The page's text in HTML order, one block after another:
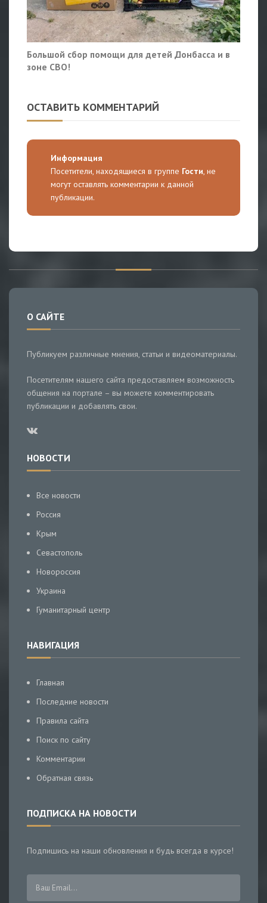
Большой сбор помощи для детей Донбасса и в
зоне СВО!
ОСТАВИТЬ КОММЕНТАРИЙ
Информация
Посетители, находящиеся в группе Гости, не
могут оставлять комментарии к данной
публикации.
О САЙТЕ
Публикуем различные мнения, статьи и видеоматериалы.
Посетителям нашего сайта предоставляем возможность
общения на портале – вы можете комментировать
публикации и добавлять свои.
НОВОСТИ
Все новости
Россия
Крым
Севастополь
Новороссия
Украина
Гуманитарный центр
НАВИГАЦИЯ
Главная
Последние новости
Правила сайта
Поиск по сайту
Комментарии
Обратная связь
ПОДПИСКА НА НОВОСТИ
Подпишись на наши обновления и будь всегда в курсе!